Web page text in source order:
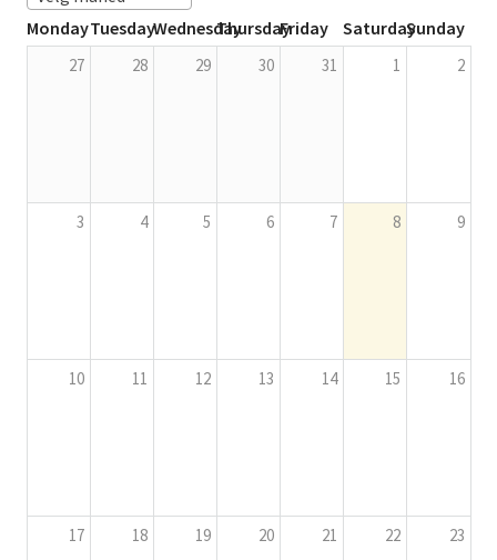
MondayTuesdayWednesdayThursdayFriday SaturdaySunday
27 28 29 30 31 1 2
3 4 5 6 7 8 9
10 11 12 13 14 15 16
17 18 19 20 21 22 23